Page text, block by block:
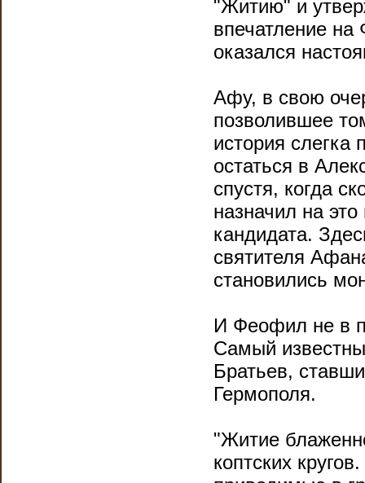
"Житию" и
впечатление
оказался
Афу, в свою
позволившее
история слегка
остаться в
спустя, когда
назначил на
кандидата.
святителя
становились
И Феофил не в
Самый
Братьев,
Гермополя.
"Житие
коптских